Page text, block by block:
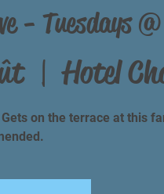
- Tuesdays
  |
Hotel
on the terrace at this